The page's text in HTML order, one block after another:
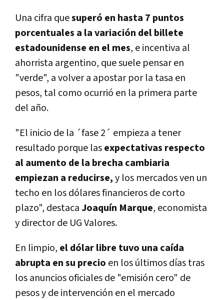
Una cifra quesuperó en hasta 7 puntos
porcentuales a la variación del billete
estadounidense en el mes, e incentiva al
ahorrista argentino, que suele pensar en
"verde", a volver a apostar por la tasa en
pesos, tal como ocurrió en la primera parte
del año.
"El inicio de la ´fase 2´ empieza a tener
resultado porque lasexpectativas respecto
al aumento de la brecha cambiaria
empiezan a reducirse,y los mercados ven un
techo en los dólares financieros de corto
plazo", destacaJoaquín Marque, economista
y director de UG Valores.
En limpio, el dólar libre tuvo una caída
abrupta en su precio en los últimos días tras
los anuncios oficiales de "emisión cero" de
pesos y de intervención en el mercado